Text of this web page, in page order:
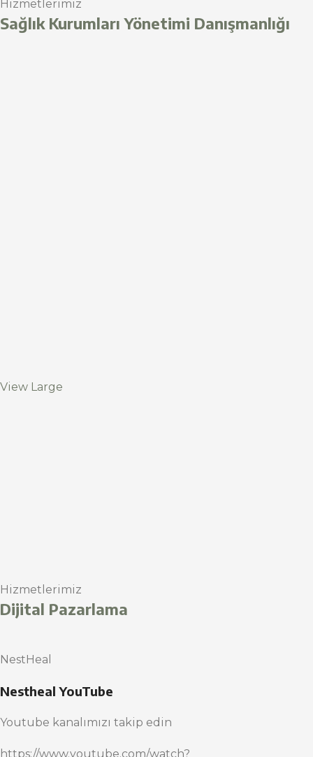
Hizmetlerimiz
Sağlık Kurumları Yönetimi Danışmanlığı
View Large
Hizmetlerimiz
Dijital Pazarlama
NestHeal
Nestheal YouTube
Youtube kanalımızı takip edin
https://www.youtube.com/watch?